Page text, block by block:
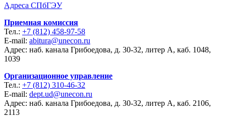
Адреса СПбГЭУ
Приемная комиссия
Тел.: +7 (812) 458-97-58
E-mail: abitura@unecon.ru
Адрес: наб. канала Грибоедова, д. 30-32, литер А, каб. 1048,
1039
Организационное управление
Тел.: +7 (812) 310-46-32
E-mail: dept.ud@unecon.ru
Адрес: наб. канала Грибоедова, д. 30-32, литер А, каб. 2106,
2113